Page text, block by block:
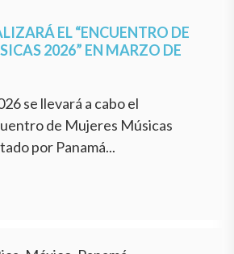
EL “ENCUENTRO DE
2026” EN MARZO DE
se llevará a cabo el
de Mujeres Músicas
por Panamá...